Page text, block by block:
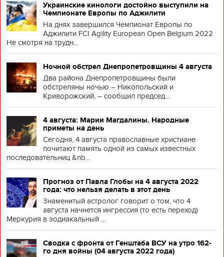
Украинские кинологи достойно выступили на
Чемпионате Европы по Аджилити
На днях завершился Чемпионат Европы по
Аджилити FCI Agility European Open Belgium 2022
Не смотря на трудн...
Ночной обстрел Днепропетровщины 4 августа
Два района Днепропетровщины были
обстреляны ночью – Никопольский и
Криворожский, – сообщил председ...
4 августа: Марии Магдалины. Народные
приметы на день
Сегодня, 4 августа православные христиане
почитают память одной из самых известных
последовательниц &nb...
Прогноз от Павла Глобы на 4 августа 2022
года: что нельзя делать в этот день
Знаменитый астролог говорит о том, что 4
августа начнется ингрессия (то есть переход)
Меркурия в зодиакальный ...
Сводка с фронта от Генштаба ВСУ на утро 162-
го дня войны (04 августа 2022 года)